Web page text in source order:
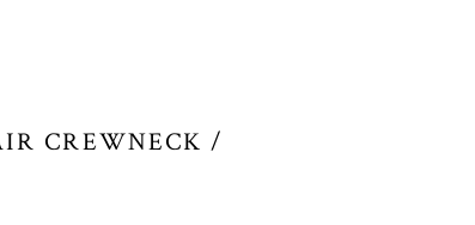
CREWNECK /